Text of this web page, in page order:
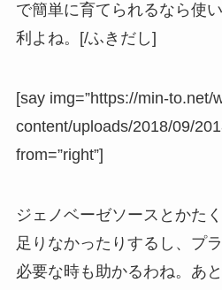
で簡単に育てられるなら使
利よね。[/ふきだし]
[say img=”https://min-to.net/
content/uploads/2018/09/
from=”right”]
ジェノベーゼソースとかた
足りなかったりするし、プ
必要な時も助かるわね。あ